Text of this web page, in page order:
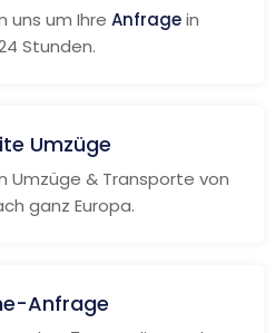
uns um Ihre Anfragein
Stunden.
Umzüge
Umzüge & Transporte von
ganz Europa.
Anfrage